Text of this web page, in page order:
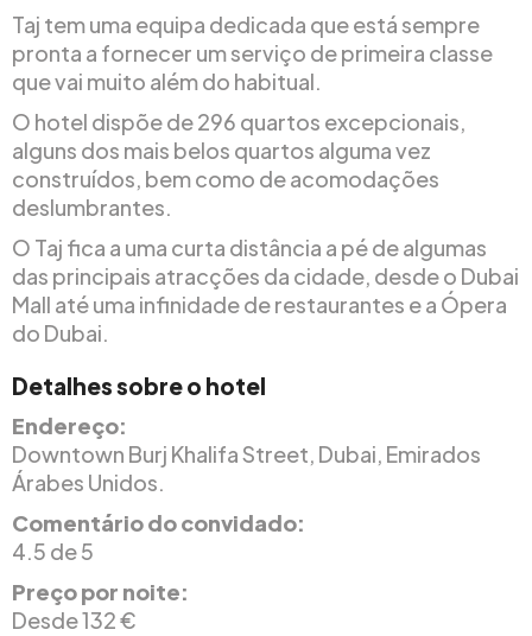
Taj tem uma equipa dedicada que está sempre
pronta a fornecer um serviço de primeira classe
que vai muito além do habitual.
O hotel dispõe de 296 quartos excepcionais,
alguns dos mais belos quartos alguma vez
construídos, bem como de acomodações
deslumbrantes.
O Taj fica a uma curta distância a pé de algumas
das principais atracções da cidade, desde o Dubai
Mall até uma infinidade de restaurantes e a Ópera
do Dubai.
Detalhes sobre o hotel
Endereço:
Downtown Burj Khalifa Street, Dubai, Emirados
Árabes Unidos.
Comentário do convidado:
4.5 de 5
Preço por noite:
Desde 132 €